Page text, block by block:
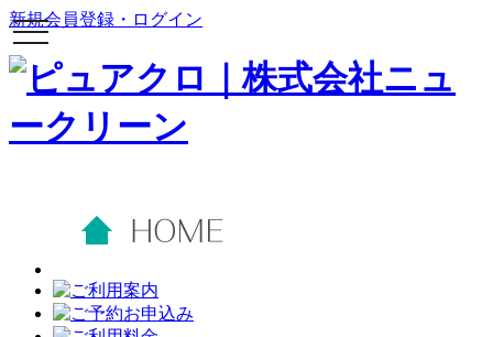
新規会員登録・ログイン
toggle
navigation